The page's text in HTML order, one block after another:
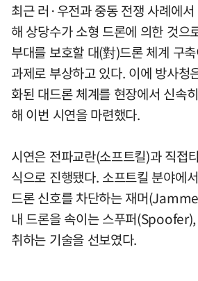
최근 러·우전과 중동 전쟁 사례에
해 상당수가 소형 드론에 의한 것으
부대를 보호할 대(對)드론 체계 구
과제로 부상하고 있다. 이에 방사청
화된 대드론 체계를 현장에서 신속
해 이번 시연을 마련했다.
시연은 전파교란(소프트킬)과 직접
식으로 진행됐다. 소프트킬 분야에
드론 신호를 차단하는 재머
내 드론을 속이는 스푸퍼
취하는 기술을 선보였다.